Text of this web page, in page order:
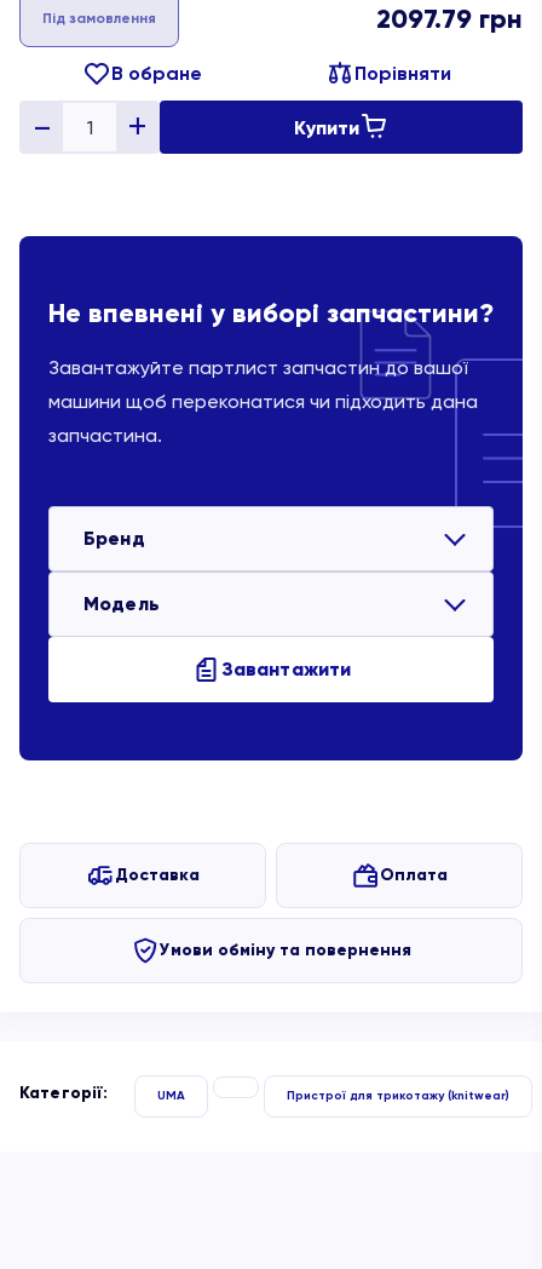
Під замовлення 2097.79 грн
В обране Порівняти
Quantity
Купити
Не впевнені у виборі запчастини?
Завантажуйте партлист запчастин до вашої
машини щоб переконатися чи підходить дана
запчастина.
Бренд
Модель
Завантажити
Доставка Оплата
Умови обміну та повернення
Категорії: UMA Пристрої для трикотажу (knitwear)